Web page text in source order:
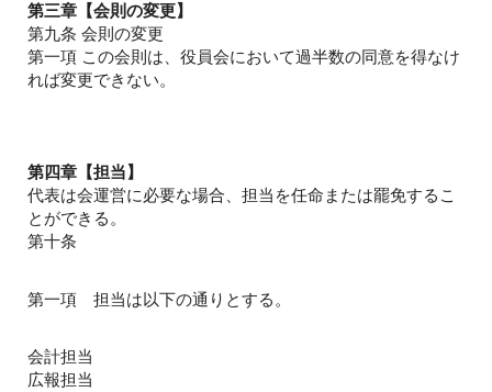
第三章【会則の変更】
第九条 会則の変更
第一項 この会則は、役員会において過半数の同意を得なけ
れば変更できない。
第四章【担当】
代表は会運営に必要な場合、担当を任命または罷免するこ
とができる。
第十条
第一項 担当は以下の通りとする。
会計担当
広報担当